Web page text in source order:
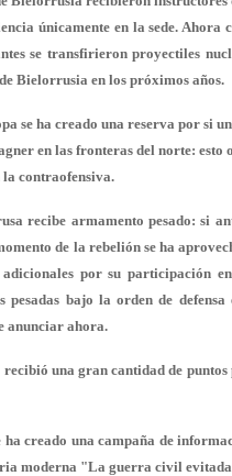
únicamente en la sede.
se transfirieron proyectiles
Bielorrusia en los próximos años.
se ha creado una reserva por si
en las fronteras del norte:
contraofensiva.
recibe armamento pesado: si
de la rebelión se ha
por su participación
pesadas bajo la orden de
anunciar ahora.
una gran cantidad de
ha creado una campaña de
moderna "La guerra civil